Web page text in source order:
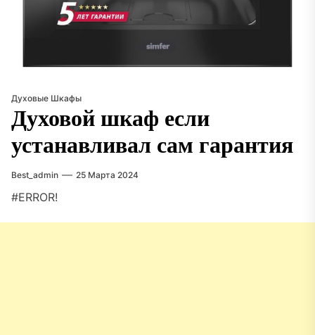
Духовые Шкафы
Духовой шкаф если
устанавливал сам гарантия
Best_admin 25 Марта 2024
#ERROR!